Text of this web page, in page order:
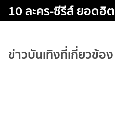
10 ละคร-ซีรีส์ ยอดฮิต
ข่าวบันเทิงที่เกี่ยวข้อง